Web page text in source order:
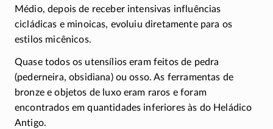
Médio, depois de receber intensivas influências
cicládicas e minoicas, evoluiu diretamente para os
estilos micênicos.
Quase todos os utensílios eram feitos de pedra
(pederneira, obsidiana) ou osso. As ferramentas de
bronze e objetos de luxo eram raros e foram
encontrados em quantidades inferiores às do Heládico
Antigo.